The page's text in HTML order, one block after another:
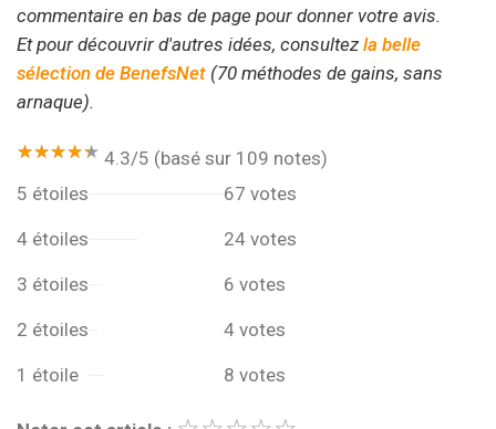
commentaire en bas de page pour donner votre avis.
Et pour découvrir d'autres idées, consultez la belle
sélection de BenefsNet (70 méthodes de gains, sans
arnaque).
★★★★★
★★★★★ 4.3/5 (basé sur 109 notes)
5 étoiles
67 votes
4 étoiles 24 votes
3 étoiles 6 votes
2 étoiles 4 votes
1 étoile 8 votes